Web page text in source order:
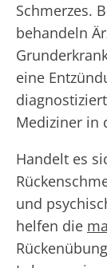
Schmerzes.
behandeln
eine
Mediziner in
Handelt es
und
helfen die